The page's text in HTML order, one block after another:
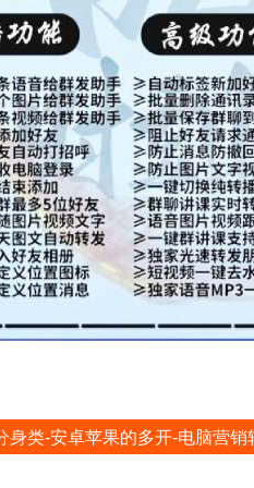
身类-安卓苹果的多开-电脑营